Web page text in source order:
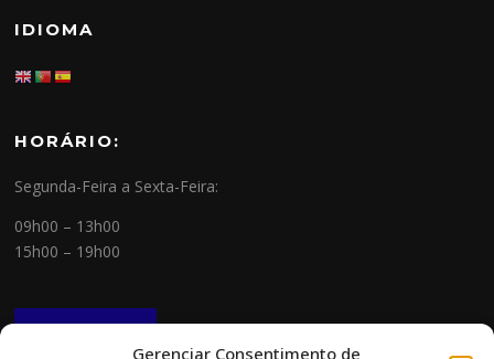
Gerenciar Consentimento de
IDIOMA
HORÁRIO:
Segunda-Feira a Sexta-Feira:
09h00 – 13h00
15h00 – 19h00
NEWSLETTER